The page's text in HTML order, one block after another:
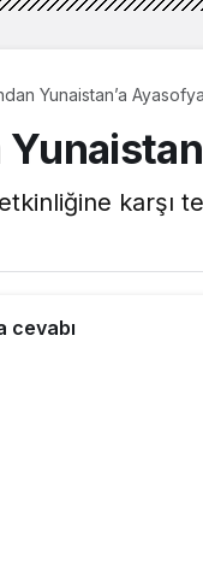
Yunaistan’a
karşı
cevabı